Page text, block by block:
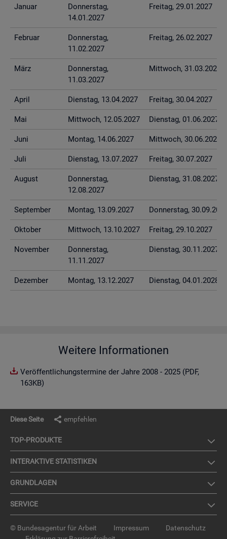
Ja­nu­ar
Don­ners­tag,
14.01.2027
Frei­tag, 29.01.2027
Fe­bru­ar
Don­ners­tag,
11.02.2027
Frei­tag, 26.02.2027
März
Don­ners­tag,
11.03.2027
Mitt­woch, 31.03.2027
April Diens­tag, 13.04.2027 Frei­tag, 30.04.2027
Mai Mitt­woch, 12.05.2027 Diens­tag, 01.06.2027
Juni Mon­tag, 14.06.2027 Mitt­woch, 30.06.2027
Juli Diens­tag, 13.07.2027 Frei­tag, 30.07.2027
Au­gust
Don­ners­tag,
12.08.2027
Diens­tag, 31.08.2027
Sep­tem­ber Mon­tag, 13.09.2027 Don­ners­tag,
Ok­to­ber Mitt­woch, 13.10.2027 Frei­tag, 29.10.2027
No­vem­ber
Don­ners­tag,
11.11.2027
Diens­tag, 30.11.2027
De­zem­ber Mon­tag, 13.12.2027 Diens­tag, 04.01.2028
Weitere Informationen
Veröffentlichungstermine der Jahre 2008 - 2025 (PDF,
163KB)
Diese Seite empfehlen
TOP-PRO­DUK­TE
IN­TER­AK­TI­VE STA­TIS­TI­KEN
GRUND­LA­GEN
SER­VICE
© Bundesagentur für Arbeit Impressum
Datenschutz